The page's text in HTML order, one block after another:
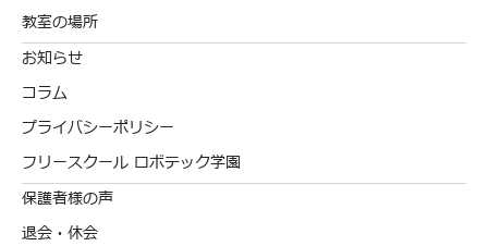
教室の場所
お知らせ
コラム
プライバシーポリシー
フリースクール ロボテック学園
保護者様の声
退会・休会